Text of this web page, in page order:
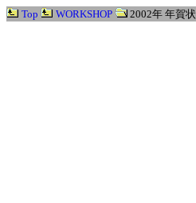
Top WORKSHOP 2002年 年賀状